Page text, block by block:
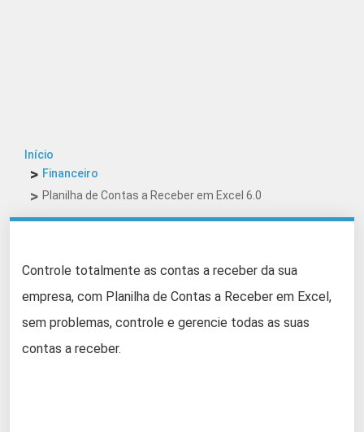
Início
Financeiro
Planilha de Contas a Receber em Excel 6.0
Controle totalmente as contas a receber da sua
empresa, com Planilha de Contas a Receber em Excel,
sem problemas, controle e gerencie todas as suas
contas a receber.